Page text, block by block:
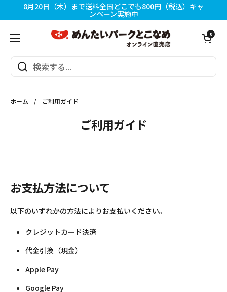
コンテンツへスキップ
8月20日（木）まで送料全国どこでも800円（税込）キャ
ンペーン実施中
メニューを開く
カートを開く
0
ホーム / ご利用ガイド
ご利用ガイド
お支払方法について
以下のいずれかの方法によりお支払いください。
クレジットカード決済
代金引換（現金）
Apple Pay
Google Pay